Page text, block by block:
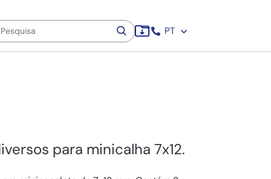
PT
para minicalha 7x12.